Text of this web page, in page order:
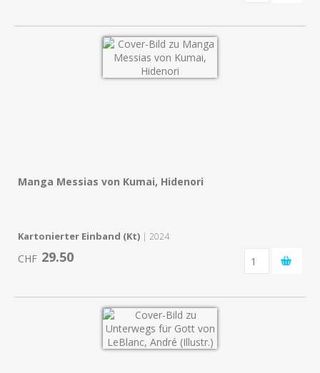
Manga Messias von Kumai, Hidenori
Kartonierter Einband (Kt) | 2024
CHF 29.50